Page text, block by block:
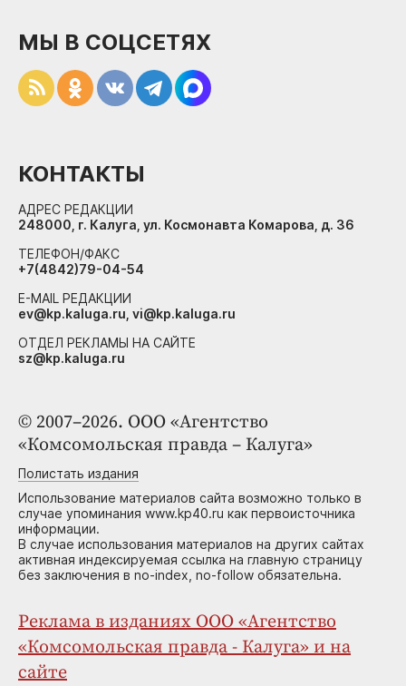
© 2007–2026. ООО «Агентство
«Комсомольская правда – Калуга»
Полистать издания
Использование материалов сайта возможно только в
случае упоминания www.kp40.ru как первоисточника
информации.
В случае использования материалов на других сайтах
активная индексируемая ссылка на главную страницу
без заключения в no-index, no-follow обязательна.
Реклама в изданиях ООО «Агентство
«Комсомольская правда - Калуга» и на
сайте
МЫ В СОЦСЕТЯХ
КОНТАКТЫ
АДРЕС РЕДАКЦИИ
248000, г. Калуга, ул. Космонавта Комарова, д. 36
ТЕЛЕФОН/ФАКС
+7(4842)79-04-54
E-MAIL РЕДАКЦИИ
ev@kp.kaluga.ru, vi@kp.kaluga.ru
ОТДЕЛ РЕКЛАМЫ НА САЙТЕ
sz@kp.kaluga.ru